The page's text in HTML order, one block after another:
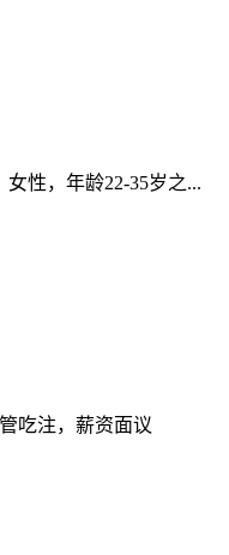
性，年龄22-35岁之...
吃注，薪资面议